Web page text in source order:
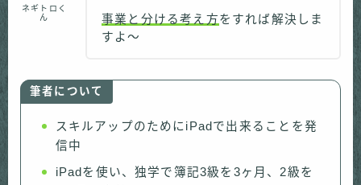
ネギトロく
ん
事業と分ける考え方をすれば解決 しま
すよ〜
筆者について
スキルアップのためにiPadで出来ることを発
信中
iPadを使い、独学で簿記3級を3ヶ月、2級を